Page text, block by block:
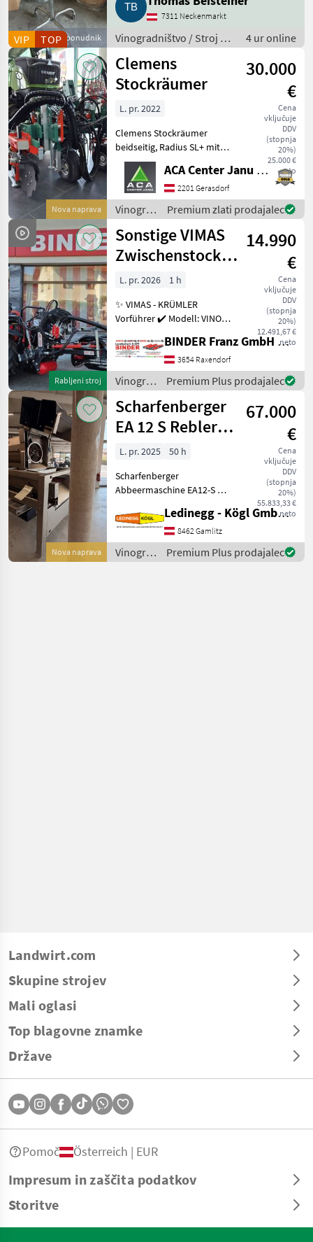
Poslovni ponudnik
VIP TOP
7311 Neckenmarkt
Vinogradništvo / Stroj za
kletarjenje
4 ur online
Nova naprava
Clemens
Stockräumer
30.000
€
Cena
vključuje
DDV
(stopnja
20%)
25.000 €
neto
L. pr. 2022
Clemens Stockräumer
beidseitig, Radius SL+ mit
Zinkenkreisel, SB 2
Geräteträger, Aushub
hydraulisch Links und
Rechts, Arbeitsbreite 2400 -
3400 mm, inkl. Ventilblock
ACA Center Janu GmbH
2201 Gerasdorf
Vinogradništvo
/
Clemens
Premium zlati prodajalec
Rabljeni stroj
Sonstige VIMAS
Zwischenstock-
KRÜMLER
14.990
€
Cena
vključuje
DDV
(stopnja
20%)
12.491,67 €
neto
L. pr. 2026
1 h
✨ VIMAS - KRÜMLER
Vorführer ✔️ Modell: VINO -
serienmäßiger Ausführung
✔️ Heckanbau - einseitig ✔️
Hohe
Arbeitsgeschwindigkeit bis
zu 5, 5
BINDER Franz GmbH & CoKG
3654 Raxendorf
Vinogradništvo
/
Sonstige
Premium Plus prodajalec
Nova naprava
Scharfenberger
EA 12 S Rebler +
Rollensortierer
67.000
€
Cena
vključuje
DDV
(stopnja
20%)
55.833,33 €
neto
L. pr. 2025
50 h
Scharfenberger
Abbeermaschine EA12-S mit
Quetschwalze – Präzision
und Flexibilität für die
Traubenverarbeitung -
Vorführmaschine
Ledinegg - Kögl GmbH - Obst- und Weinbautechnik
8462 Gamlitz
Vinogradništvo
/
Premium Plus prodajalec
Landwirt.com
Skupine strojev
Mali oglasi
Top blagovne znamke
Države
Impresum in zaščita podatkov
Storitve
Pomoč Österreich | EUR